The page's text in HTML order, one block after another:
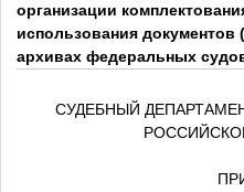
организации
использования документов
архивах федеральных
СУДЕБНЫЙ